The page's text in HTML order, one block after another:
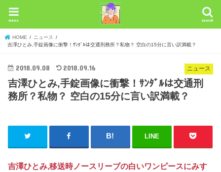
search
menu
HOME
ニュース
吉澤ひとみ,手錠画像に衝撃！ｻﾝﾀﾞﾙは交通刑務所？私物？ 空白の15分に言い訳満載？
ニュース
2018.09.08 2018.09.16
吉澤ひとみ,手錠画像に衝撃！ｻﾝﾀﾞﾙは交通刑
務所？私物？ 空白の15分に言い訳満載？
LINE
吉澤ひとみ,移送時ノースリーブの白いワンピースにみす